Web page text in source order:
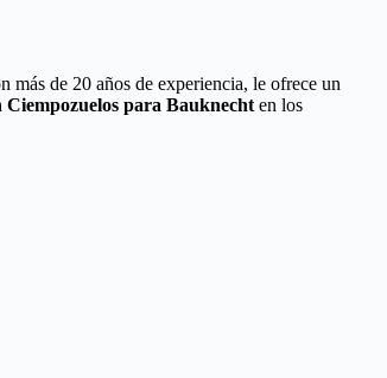
más de 20 años de experiencia, le ofrece un
para Bauknecht en los